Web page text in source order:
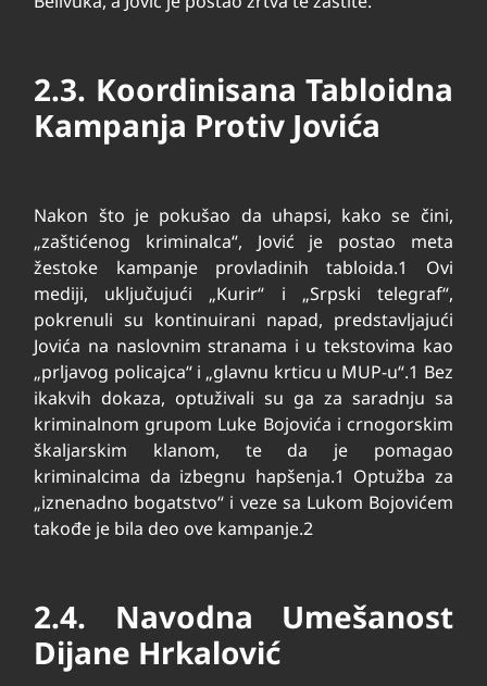
2.3. Koordinisana Tabloidna
Kampanja Protiv Jovića
Nakon što je pokušao da uhapsi, kako se čini,
„zaštićenog kriminalca“, Jović je postao meta
žestoke kampanje provladinih tabloida.1
Ovi
mediji, uključujući „Kurir“ i „Srpski telegraf“,
pokrenuli su kontinuirani napad, predstavljajući
Jovića na naslovnim stranama i u tekstovima kao
„prljavog policajca“ i „glavnu krticu u MUP-u“.1 Bez
ikakvih dokaza, optuživali su ga za saradnju sa
kriminalnom grupom Luke Bojovića i crnogorskim
škaljarskim klanom, te da je pomagao
kriminalcima da izbegnu hapšenja.1 Optužba za
„iznenadno bogatstvo“ i veze sa Lukom Bojovićem
takođe je bila deo ove kampanje.2
2.4. Navodna Umešanost
Dijane Hrkalović